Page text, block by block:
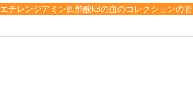
エチレンジアミン四酢酸k3の血のコレクションの管